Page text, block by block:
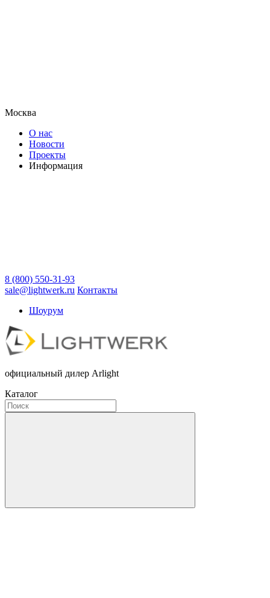
Москва
О нас
Новости
Проекты
Информация
8 (800) 550-31-93
sale@lightwerk.ru Контакты
Шоурум
официальный дилер Arlight
Каталог